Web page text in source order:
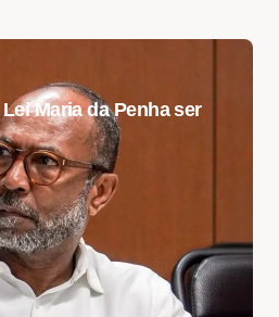
Maria da Penha ser